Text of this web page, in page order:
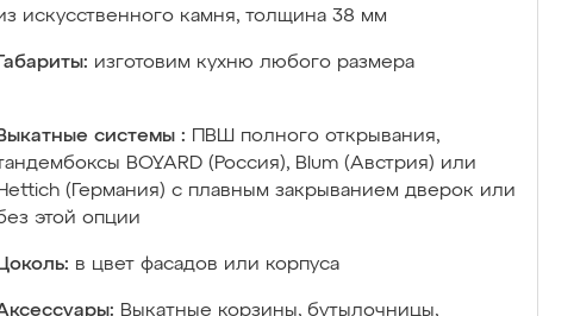
искусственного камня, толщина 38 мм
изготовим кухню любого размера
системы :
ПВШ полного открывания,
BOYARD (Россия), Blum (Австрия) или
(Германия) с плавным закрыванием дверок или
этой опции
в цвет фасадов или корпуса
Выкатные корзины, бутылочницы,